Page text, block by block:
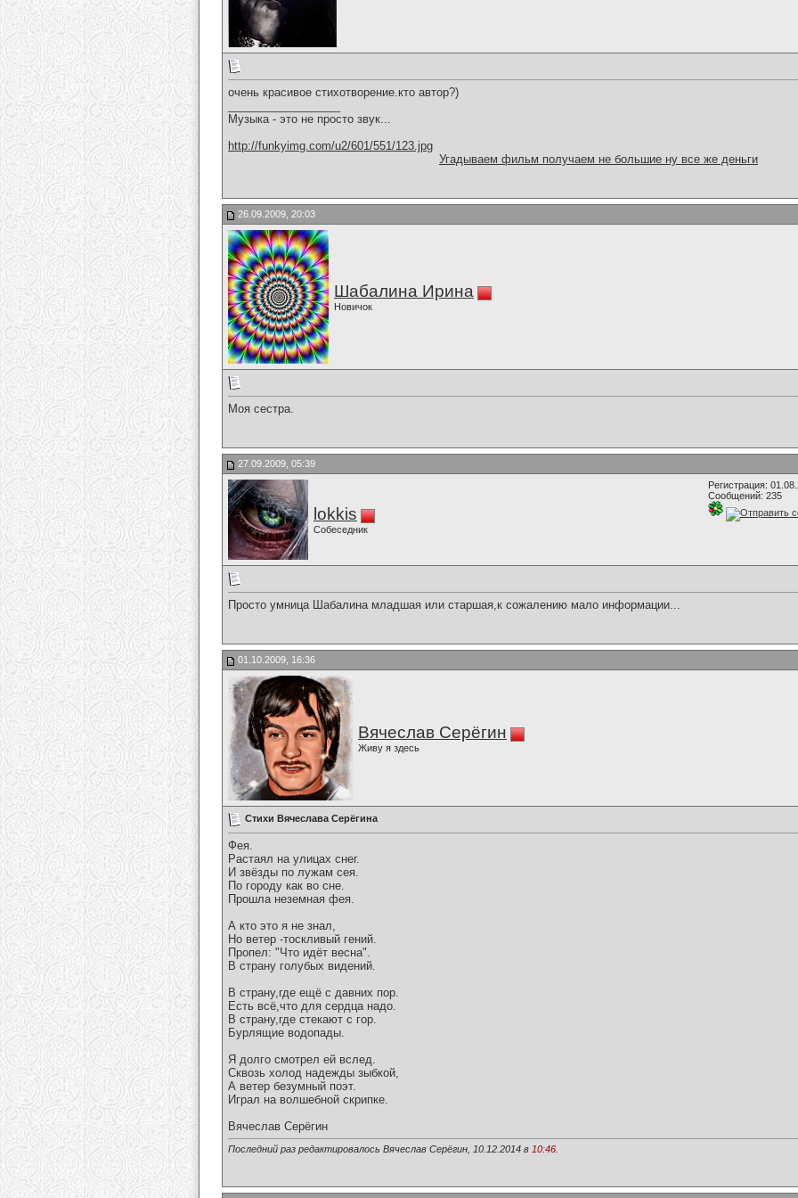
очень красивое стихотворение.кто автор?)
Музыка - это не просто звук...
http://funkyimg.com/u2/601/551/123.jpg
Угадываем фильм получаем не большие ну все же деньги
26.09.2009, 20:03
Шабалина Ирина
Новичок
Моя сестра.
27.09.2009, 05:39
lokkis
Собеседник
Регистрация:
Сообщений: 235
Просто умница Шабалина младшая или старшая,к сожалению мало информации...
01.10.2009, 16:36
Вячеслав Серёгин
Живу я здесь
Стихи Вячеслава Серёгина
Фея.
Растаял на улицах снег.
И звёзды по лужам сея.
По городу как во сне.
Прошла неземная фея.
А кто это я не знал,
Но ветер -тоскливый гений.
Пропел: "Что идёт весна".
В страну голубых видений.
В страну,где ещё с давних пор.
Есть всё,что для сердца надо.
В страну,где стекают с гор.
Бурлящие водопады.
Я долго смотрел ей вслед.
Сквозь холод надежды зыбкой,
А ветер безумный поэт.
Играл на волшебной скрипке.
Вячеслав Серёгин
Последний раз редактировалось Вячеслав Серёгин, 10.12.2014 в 10:46